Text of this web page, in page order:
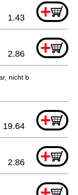
+
1.43
+
2.86
nicht bestellbar
+
19.64
+
2.86